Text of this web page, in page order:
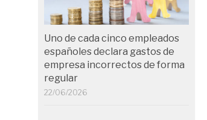
Uno de cada cinco empleados
españoles declara gastos de
empresa incorrectos de forma
regular
22/06/2026